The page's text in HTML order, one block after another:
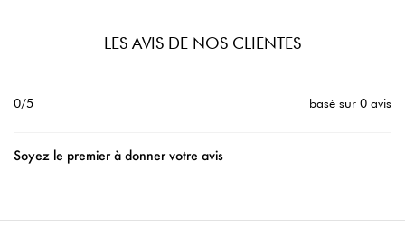
LES AVIS DE NOS CLIENTES
0/5 basé sur 0 avis
Soyez le premier à donner votre avis